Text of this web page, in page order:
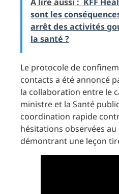
sont les
arrêt des activités
la santé ?
Le protocole de
contacts a été annoncé
la collaboration entre le
ministre et la Santé
coordination rapide
hésitations observées
démontrant une leçon